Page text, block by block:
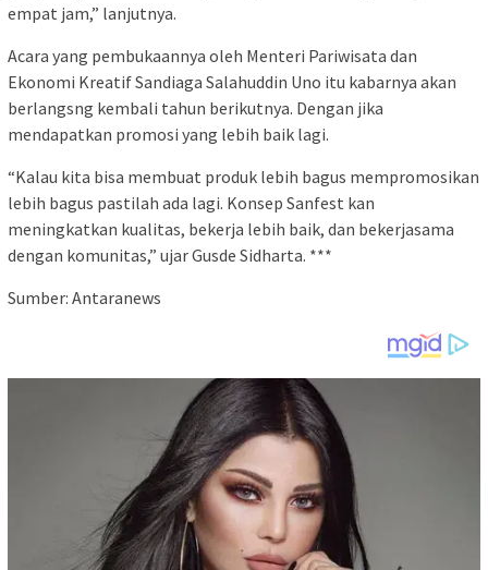
empat jam,” lanjutnya.
Acara yang pembukaannya oleh Menteri Pariwisata dan
Ekonomi Kreatif Sandiaga Salahuddin Uno itu kabarnya akan
berlangsng kembali tahun berikutnya. Dengan jika
mendapatkan promosi yang lebih baik lagi.
“Kalau kita bisa membuat produk lebih bagus mempromosikan
lebih bagus pastilah ada lagi. Konsep Sanfest kan
meningkatkan kualitas, bekerja lebih baik, dan bekerjasama
dengan komunitas,” ujar Gusde Sidharta. ***
Sumber: Antaranews